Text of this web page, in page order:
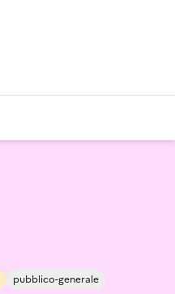
pubblico-generale